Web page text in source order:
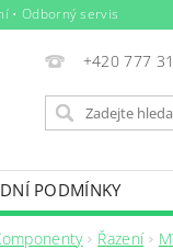
• Odborný servis
+420 777
PODMÍNKY
DOPLŇKY Řazení